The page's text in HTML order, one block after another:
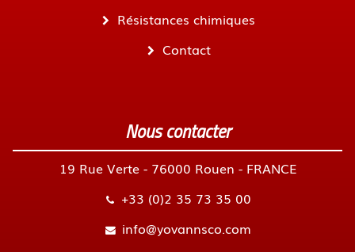
Résistances chimiques
Contact
Nous contacter
19 Rue Verte - 76000 Rouen - FRANCE
+33 (0)2 35 73 35 00
info@yovannsco.com